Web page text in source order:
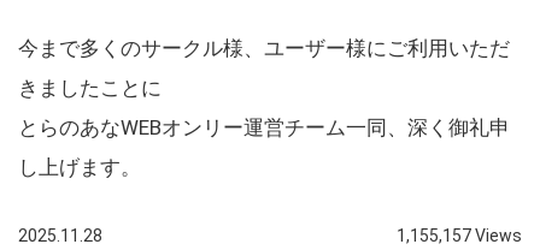
今まで多くのサークル様、ユーザー様にご利用いただ
きましたことに
とらのあなWEBオンリー運営チーム一同、深く御礼申
し上げます。
2025.11.28 1,155,157 Views